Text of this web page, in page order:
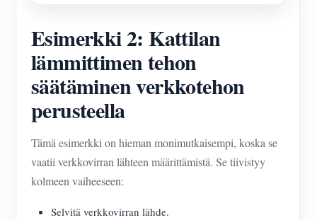
Esimerkki 2: Kattilan
lämmittimen tehon
säätäminen verkkotehon
perusteella
Tämä esimerkki on hieman monimutkaisempi, koska se
vaatii verkkovirran lähteen määrittämistä. Se tiivistyy
kolmeen vaiheeseen:
Selvitä verkkovirran lähde.